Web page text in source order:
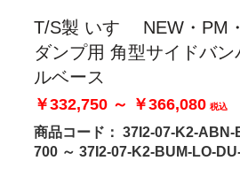
T/S製 いすゞ NEW・PM
ダンプ用 角型サイドバ
ルベース
￥332,750 ～ ￥366,080 税込
商品コード： 37I2-07-K2-ABN-
700 ～ 37I2-07-K2-BUM-LO-